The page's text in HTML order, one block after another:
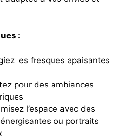
:
les fresques apaisantes
pour des ambiances
l’espace avec des
ou portraits